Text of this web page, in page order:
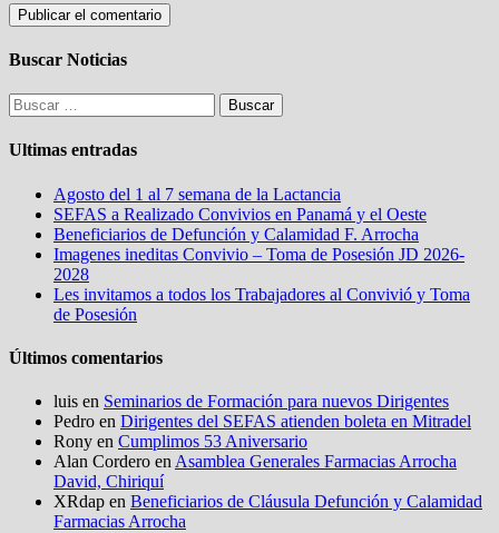
Buscar Noticias
Buscar:
Ultimas entradas
Agosto del 1 al 7 semana de la Lactancia
SEFAS a Realizado Convivios en Panamá y el Oeste
Beneficiarios de Defunción y Calamidad F. Arrocha
Imagenes ineditas Convivio – Toma de Posesión JD 2026-
2028
Les invitamos a todos los Trabajadores al Convivió y Toma
de Posesión
Últimos comentarios
luis en Seminarios de Formación para nuevos Dirigentes
Pedro en Dirigentes del SEFAS atienden boleta en Mitradel
Rony en Cumplimos 53 Aniversario
Alan Cordero en Asamblea Generales Farmacias Arrocha
David, Chiriquí
XRdap en Beneficiarios de Cláusula Defunción y Calamidad
Farmacias Arrocha